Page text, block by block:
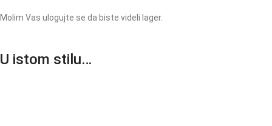
Molim Vas ulogujte se da biste videli lager.
U istom stilu…